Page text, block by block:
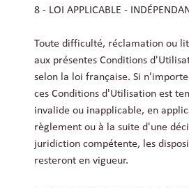
8 - LOI APPLICABLE -
Toute difficulté, réclamation ou
aux présentes Conditions
selon la loi française. Si
ces Conditions d'Utilisation est
invalide ou inapplicable, en
règlement ou à la suite d'une
juridiction compétente, les
resteront en vigueur.